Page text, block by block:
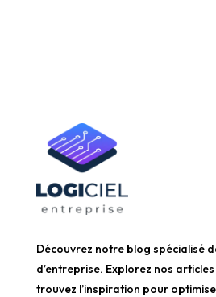
Découvrez notre blog spécialisé
d’entreprise. Explorez nos
trouvez l’inspiration pour